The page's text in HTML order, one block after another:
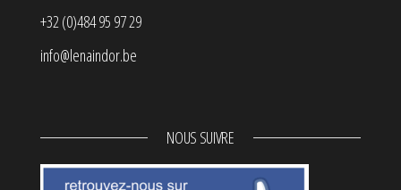
+32 (0)484 95 97 29
info@lenaindor.be
NOUS SUIVRE